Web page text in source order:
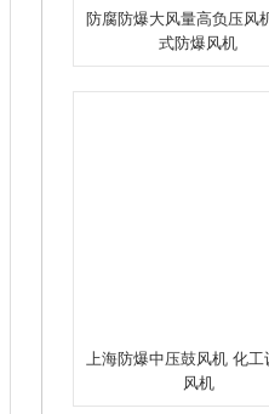
防腐防爆大风量高负压风
式防爆风机
上海防爆中压鼓风机 化工
风机